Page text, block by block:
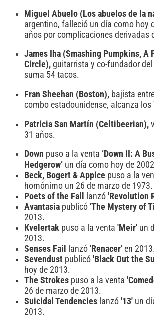
Miguel Abuelo (Los abuelos de la
argentino, falleció un día como hoy
años por complicaciones derivadas
James Iha (Smashing Pumpkins, A
Circle), guitarrista y co-fundador
suma 54 tacos.
Fran Sheehan (Boston), bajista
combo estadounidense, alcanza los
Patricia San Martín (Celtibeerian),
31 años.
Down puso a la venta ‘Down II: A
Hedgerow’ un día como hoy de
Beck, Bogert & Appice puso a la
homónimo un 26 de marzo de 1973.
Poets of the Fall
lanzó 'Revolution
Avantasia publicó 'The Mystery of
2013.
Kvelertak puso a la venta 'Meir' un
2013.
Senses Fail
lanzó 'Renacer' en
Sevendust publicó 'Black Out the
hoy de 2013.
The Strokes puso a la venta
26 de marzo de 2013.
Suicidal Tendencies lanzó '13' un
2013.